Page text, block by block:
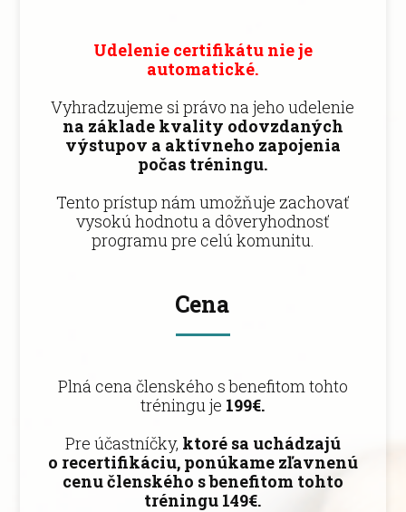
Udelenie certifikátu nie je
automatické.
Vyhradzujeme si právo na jeho udelenie
na základe kvality odovzdaných
výstupov a aktívneho zapojenia
počas tréningu.
Tento prístup nám umožňuje zachovať
vysokú hodnotu a dôveryhodnosť
programu pre celú komunitu.
Cena
Plná cena členského s benefitom tohto
tréningu je 199€.
Pre účastníčky, ktoré sa uchádzajú
o recertifikáciu, ponúkame zľavnenú
cenu členského s benefitom tohto
tréningu 149€.